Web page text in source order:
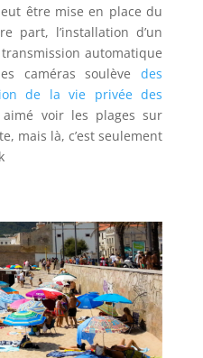
être mise en place du
part, l’installation d’un
automatique
caméras soulèvedes
de la vie privée des
aimé voir les plages sur
mais là, c’est seulement